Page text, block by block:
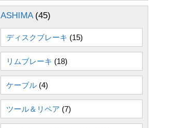
ASHIMA(45)
ディスクブレーキ (15)
リムブレーキ (18)
ケーブル (4)
ツール＆リペア (7)